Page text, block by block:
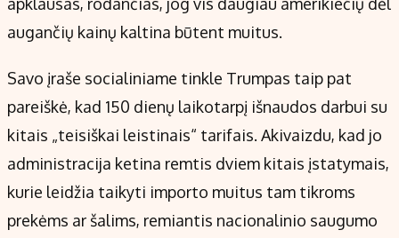
augančių kainų kaltina būtent muitus.
Savo įraše socialiniame tinkle Trumpas taip pat
pareiškė, kad 150 dienų laikotarpį išnaudos darbui su
kitais „teisiškai leistinais“ tarifais. Akivaizdu, kad jo
administracija ketina remtis dviem kitais įstatymais,
kurie leidžia taikyti importo muitus tam tikroms
prekėms ar šalims, remiantis nacionalinio saugumo